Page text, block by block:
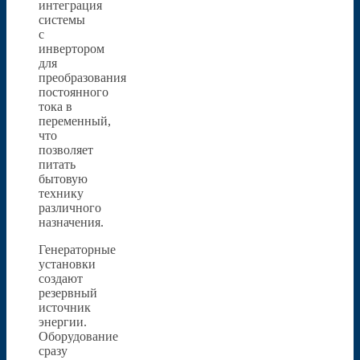
интеграция
системы
с
инвертором
для
преобразования
постоянного
тока в
переменный,
что
позволяет
питать
бытовую
технику
различного
назначения.
Генераторные
установки
создают
резервный
источник
энергии.
Оборудование
сразу